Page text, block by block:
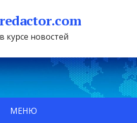
курсе новостей
МЕНЮ